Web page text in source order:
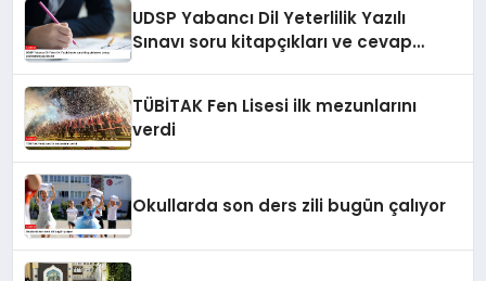
UDSP Yabancı Dil Yeterlilik Yazılı
Sınavı soru kitapçıkları ve cevap
TÜBİTAK Fen Lisesi ilk mezunlarını
verdi
Okullarda son ders zili bugün çalıyor